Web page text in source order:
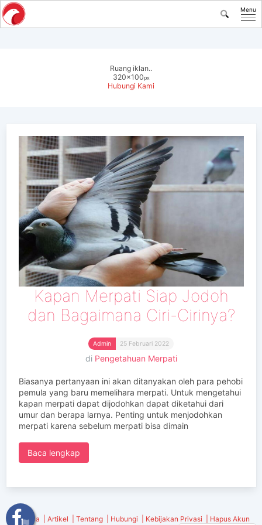
Menu
Ruang iklan..
320x100px
Hubungi Kami
Kapan Merpati Siap Jodoh
dan Bagaimana Ciri-Cirinya?
Admin 25 Februari 2022
di Pengetahuan Merpati
Biasanya pertanyaan ini akan ditanyakan oleh para pehobi
pemula yang baru memelihara merpati. Untuk mengetahui
kapan merpati dapat dijodohkan dapat diketahui dari
umur dan berapa larnya. Penting untuk menjodohkan
merpati karena sebelum merpati bisa dimain
Baca lengkap
Beranda Artikel Tentang Hubungi Kebijakan Privasi
Hapus Akun